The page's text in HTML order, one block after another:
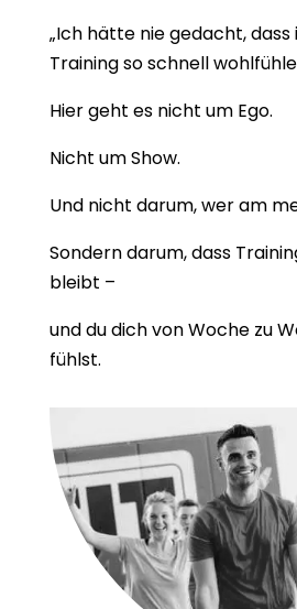
„Ich hätte nie gedacht,
Training so schnell
Hier geht es nicht um Ego.
Nicht um Show.
Und nicht darum, wer am
Sondern darum, dass
bleibt –
und du dich von Woche zu
fühlst.